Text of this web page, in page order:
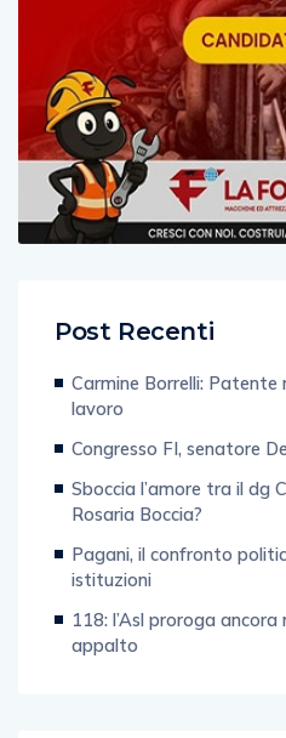
Post Recenti
Carmine Borrelli: Patente
lavoro
Congresso FI, senatore
Sboccia l’amore tra il dg
Rosaria Boccia?
Pagani, il confronto
istituzioni
118: l’Asl proroga
appalto